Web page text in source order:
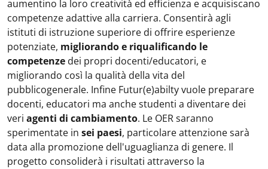
aumentino la loro creatività ed efficienza e acquisiscano
competenze adattive alla carriera. Consentirà agli
istituti di istruzione superiore di offrire esperienze
potenziate, migliorando e riqualificando le
competenze dei propri docenti/educatori, e
migliorando così la qualità della vita del
pubblicogenerale. Infine Futur(e)abilty vuole preparare
docenti, educatori ma anche studenti a diventare dei
veri agenti di cambiamento. Le OER saranno
sperimentate in sei paesi, particolare attenzione sarà
data alla promozione dell'uguaglianza di genere. Il
progetto consoliderà i risultati attraverso la